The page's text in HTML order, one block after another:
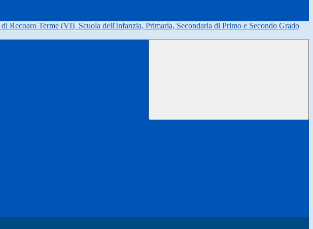
di Recoaro Terme (VI) Scuola dell'Infanzia, Primaria, Secondaria di Primo e Secondo Grado